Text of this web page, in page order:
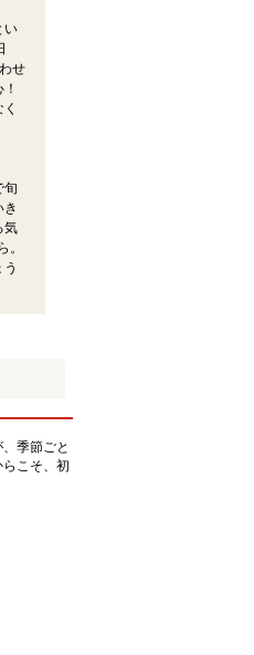
い
せ
旬
気
季節ごと
こそ、初